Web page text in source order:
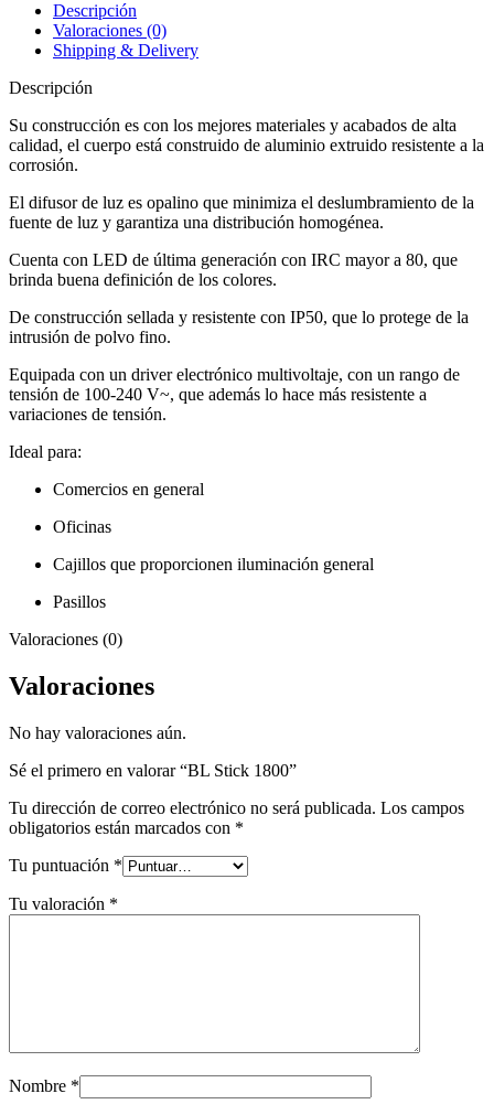
Descripción
Valoraciones (0)
Shipping & Delivery
Descripción
Su construcción es con los mejores materiales y acabados de alta
calidad, el cuerpo está construido de aluminio extruido resistente a la
corrosión.
El difusor de luz es opalino que minimiza el deslumbramiento de la
fuente de luz y garantiza una distribución homogénea.
Cuenta con LED de última generación con IRC mayor a 80, que
brinda buena definición de los colores.
De construcción sellada y resistente con IP50, que lo protege de la
intrusión de polvo fino.
Equipada con un driver electrónico multivoltaje, con un rango de
tensión de 100-240 V~, que además lo hace más resistente a
variaciones de tensión.
Ideal para:
Comercios en general
Oficinas
Cajillos que proporcionen iluminación general
Pasillos
Valoraciones (0)
Valoraciones
No hay valoraciones aún.
Sé el primero en valorar “BL Stick 1800”
Tu dirección de correo electrónico no será publicada. Los campos
obligatorios están marcados con *
Tu puntuación *
Tu valoración *
Nombre *